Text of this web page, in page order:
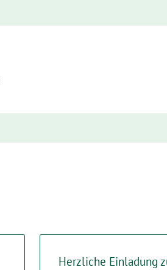
Herzliche Einladung